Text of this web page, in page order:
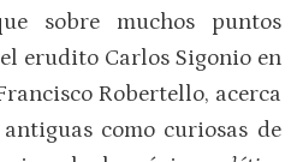
sobre muchos puntos
erudito Carlos Sigonio en
Robertello, acerca
como curiosas de